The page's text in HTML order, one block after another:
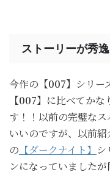
ストーリーが秀逸
今作の 【007】 シリー
【007】 に比べてかな
す！！以前の完璧な
いいのですが、以前紹
の 【ダークナイト】 シ
ンになっていました